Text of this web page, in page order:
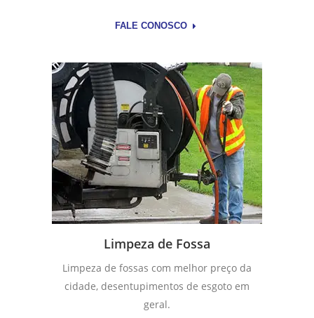
FALE CONOSCO
Limpeza de Fossa
Limpeza de fossas com melhor preço da
cidade, desentupimentos de esgoto em
geral.